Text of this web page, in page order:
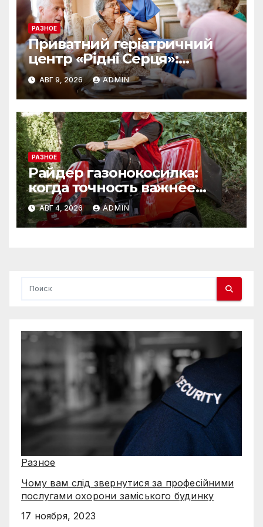
РАЗНОЕ
Приватний геріатричний
центр «Рідні Серця»:
комплексна реабілітація у
похилому віці
АВГ 9, 2026 ADMIN
РАЗНОЕ
Райдер газонокосилка:
когда точность важнее
скорости
АВГ 4, 2026 ADMIN
Разное
Чому вам слід звернутися за професійними
послугами охорони заміського будинку
17 ноября, 2023